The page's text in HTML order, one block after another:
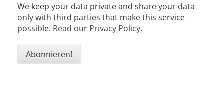
We keep your data private and share your data
only with third parties that make this service
possible. Read our Privacy Policy.